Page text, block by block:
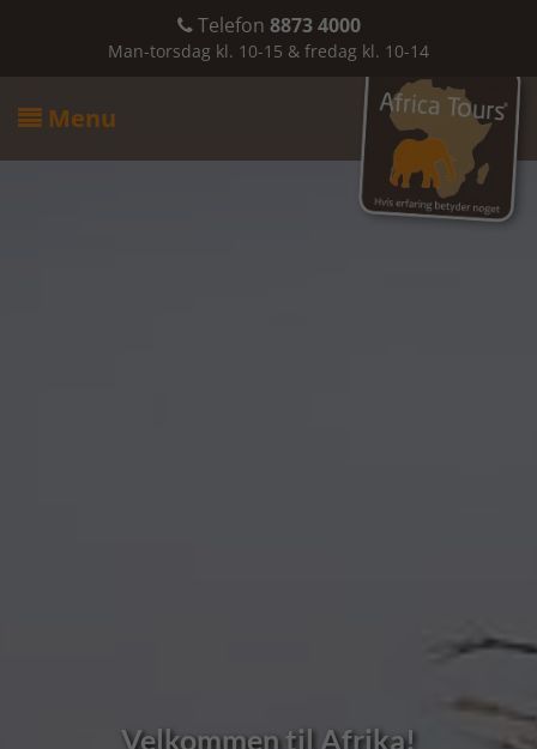
Telefon 8873 4000
Man-torsdag kl. 10-15 & fredag kl. 10-14
 Menu
Velkommen til Afrika!